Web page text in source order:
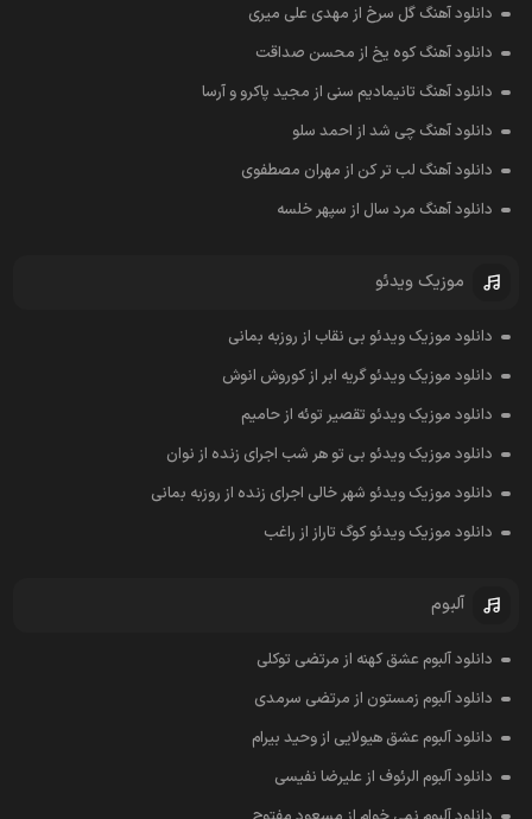
دانلود آهنگ گل سرخ از مهدی علی میری
دانلود آهنگ کوه یخ از محسن صداقت
دانلود آهنگ تانیمادیم سنی از مجید پاکرو و آرسا
دانلود آهنگ چی شد از احمد سلو
دانلود آهنگ لب تر کن از مهران مصطفوی
دانلود آهنگ مرد سال از سپهر خلسه
موزیک ویدئو
دانلود موزیک ویدئو بی نقاب از روزبه بمانی
دانلود موزیک ویدئو گریه ابر از کوروش انوش
دانلود موزیک ویدئو تقصیر توئه از حامیم
دانلود موزیک ویدئو بی تو هر شب اجرای زنده از نوان
دانلود موزیک ویدئو شهر خالی اجرای زنده از روزبه بمانی
دانلود موزیک ویدئو کوگ تاراز از راغب
آلبوم
دانلود آلبوم عشق کهنه از مرتضی توکلی
دانلود آلبوم زمستون از مرتضی سرمدی
دانلود آلبوم عشق هیولایی از وحید بیرام
دانلود آلبوم الرئوف از علیرضا نفیسی